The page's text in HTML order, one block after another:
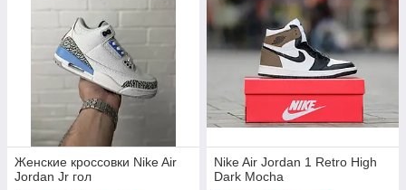
Женские кроссовки Nike Air
Jordan Jr гол
Nike Air Jordan 1 Retro High
Dark Mocha